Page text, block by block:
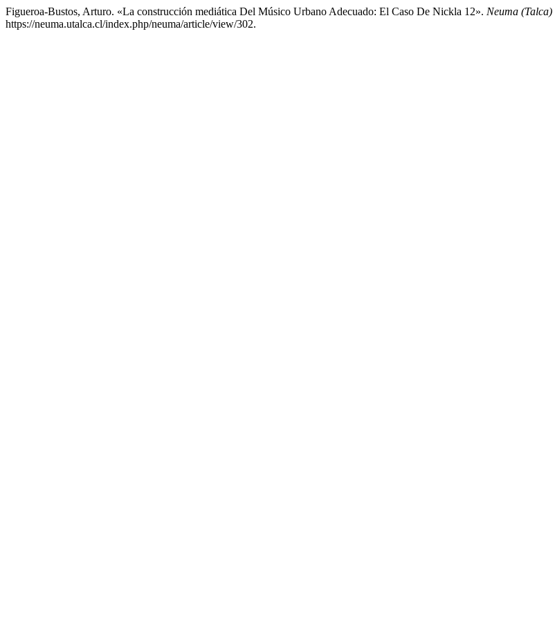
Figueroa-Bustos, Arturo. «La construcción mediática Del Músico Urbano Adecuado: El Caso De Nickla 12». Neuma (Talca)
https://neuma.utalca.cl/index.php/neuma/article/view/302.